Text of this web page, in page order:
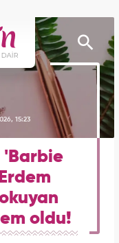
15:23
'Barbie
oldu!